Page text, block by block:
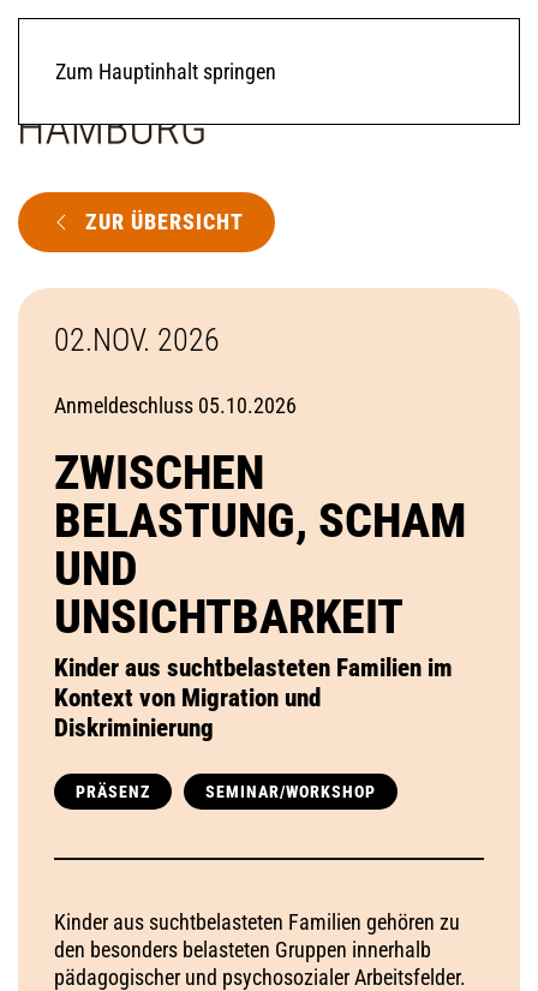
Zum Hauptinhalt springen
ZUR ÜBERSICHT
02.NOV. 2026
Anmeldeschluss 05.10.2026
ZWISCHEN
BELASTUNG, SCHAM
UND
UNSICHTBARKEIT
Kinder aus suchtbelasteten Familien im
Kontext von Migration und
Diskriminierung
PRÄSENZ SEMINAR/WORKSHOP
Kinder aus suchtbelasteten Familien gehören zu
den besonders belasteten Gruppen innerhalb
pädagogischer und psychosozialer Arbeitsfelder.